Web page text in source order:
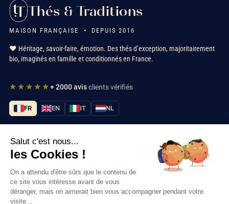
Thés & Traditions
MAISON FRANÇAISE • DEPUIS 2016
❤️ Héritage, savoir-faire, émotion. Des thés d’exception, majoritairement
bio, imaginés en famille et conditionnés en France.
★★★★★+ 2000 avisclients vérifiés
FR EN IT NL
Nos services
Informations
Nous contacter
Salut c'est nous...
les Cookies !
On a attendu d'être sûrs que le contenu de
ce site vous intéresse avant de vous
déranger, mais on aimerait bien vous accompagner pendant votre
visite...